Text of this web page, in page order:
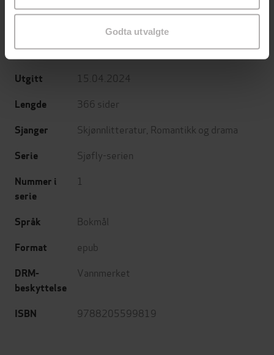
Godta utvalgte
Forfattere Jenny Colgan(forfatter),Hege Frydenlund
(oversetter)
Forlag Gyldendal
Utgitt 15.04.2024
Lengde 366 sider
Sjanger Skjønnlitteratur Romantikk og drama
Serie Sjøfly-serien
Nummer i
serie
1
Språk Bokmål
Format epub
DRM-
beskyttelse
Vannmerket
ISBN 9788205599819